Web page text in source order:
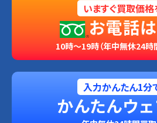
いますぐ買取価格
お電話
10時～19時（年中無休24時
入力かんたん1分
かんたんウ